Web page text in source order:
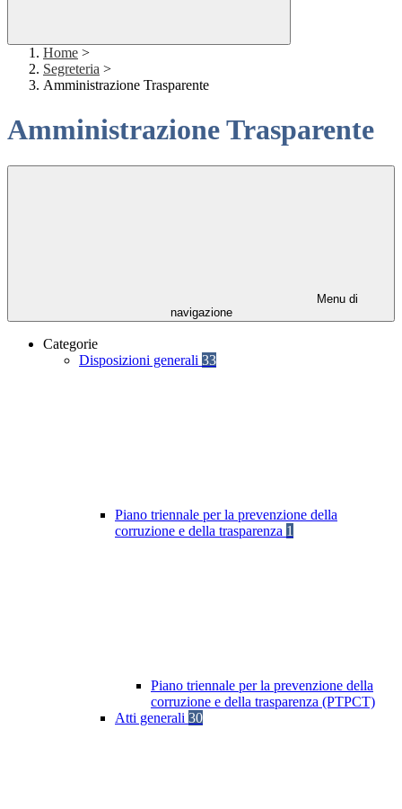
Home >
Segreteria >
Amministrazione Trasparente
Amministrazione Trasparente
Menu di
navigazione
Categorie
Disposizioni generali 33
Piano triennale per la prevenzione della
corruzione e della trasparenza 1
Piano triennale per la prevenzione della
corruzione e della trasparenza (PTPCT)
Atti generali 30